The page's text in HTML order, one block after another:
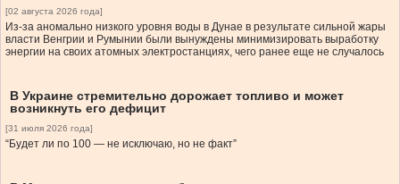
[02 августа 2026 года]
Из-за аномально низкого уровня воды в Дунае в результате сильной жары
власти Венгрии и Румынии были вынуждены минимизировать выработку
энергии на своих атомных электростанциях, чего ранее еще не случалось
В Украине стремительно дорожает топливо и может
возникнуть его дефицит
[31 июля 2026 года]
“Будет ли по 100 — не исключаю, но не факт”